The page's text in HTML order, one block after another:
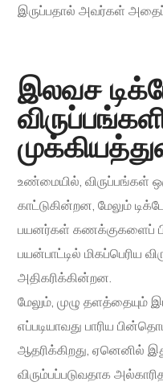
இருப்பதால் அவர்கள்
இலவச
உண்மையில், விருப்பங்கள்
காட்டுகின்றன, மேலும்
பயனர்கள் கணக்குகளைப்
பயன்பாட்டில் மிகப்பெரிய
அதிகரிக்கின்றன.
மேலும், முழு தளத்தையும்
எப்படியாவது பாரிய
ஆதரிக்கிறது, ஏனெனில்
விரும்பப்படுவதாக